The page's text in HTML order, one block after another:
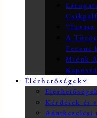
A
Ferenc
Miénk
Elérhetőségek
Kérdések és
Adatkezelési